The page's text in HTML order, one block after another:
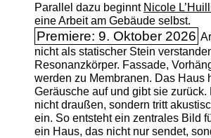
Parallel dazu beginnt Nicole
eine Arbeit am Gebäude selbst.
Premiere: 9. Oktober 2026
nicht als statischer Stein
Resonanzkörper. Fassade,
werden zu Membranen. Das Haus
Geräusche auf und gibt sie zurück.
nicht draußen, sondern tritt
ein. So entsteht ein zentrales Bild
ein Haus, das nicht nur sendet,